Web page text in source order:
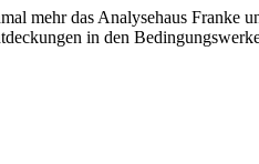
mehr das Analysehaus Franke
in den